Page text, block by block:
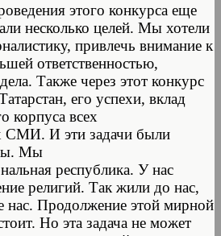
этого конкурса еще
несколько целей. Мы хотели
привлечь внимание к
ответственностью,
Также через этот конкурс
его успехи, вклад
корпуса всех
СМИ. И эти задачи были
Мы
республика. У нас
религий. Так жили до нас,
нас. Продолжение этой мирной
Но эта задача не может